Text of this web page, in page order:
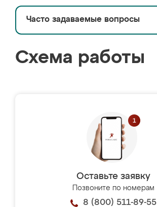
Часто задаваемые вопросы
Схема работы
Оставьте заявку
Позвоните по номерам
8 (800) 511-89-55